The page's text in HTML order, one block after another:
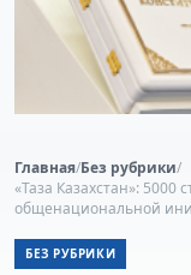
Главная/Без рубрики/
«Таза Казахстан»: 5000
общенациональной
БЕЗ РУБРИКИ